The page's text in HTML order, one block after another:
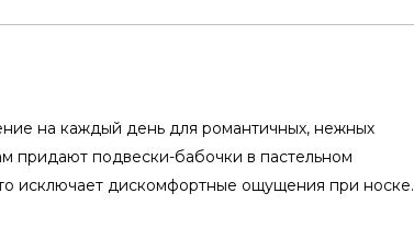
на каждый день для романтичных, нежных
придают подвески-бабочки в пастельном
исключает дискомфортные ощущения при носке.